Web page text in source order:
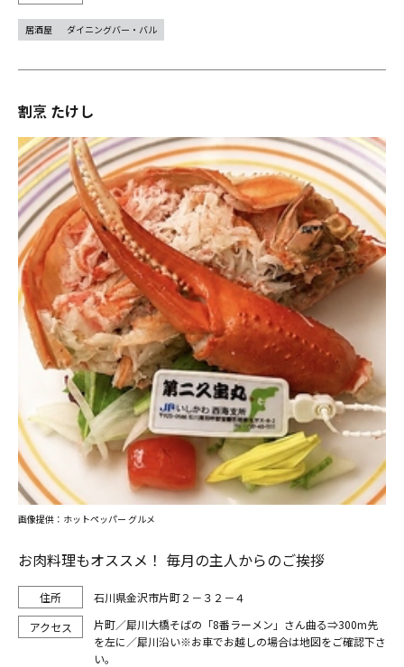
居酒屋 ダイニングバー・バル
割烹 たけし
お肉料理もオススメ！ 毎月の主人からのご挨拶
石川県金沢市片町２－３２－４
片町／犀川大橋そばの「8番ラーメン」さん曲る⇒300m先
を左に／犀川沿い※お車でお越しの場合は地図をご確認下さ
い。
画像提供：ホットペッパー グルメ